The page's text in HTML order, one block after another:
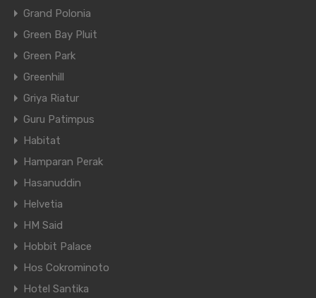
Grand Polonia
Green Bay Pluit
Green Park
Greenhill
Griya Riatur
Guru Patimpus
Habitat
Hamparan Perak
Hasanuddin
Helvetia
HM Said
Hobbit Palace
Hos Cokrominoto
Hotel Santika